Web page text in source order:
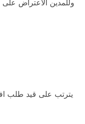
وللمدين الاعتراض
يترتب على قيد طلب